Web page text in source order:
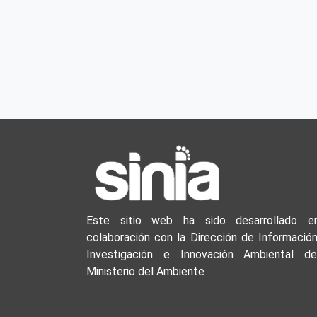
Este sitio web ha sido desarrollado
colaboración con la Dirección de
Investigación e Innovación Ambiental
Ministerio del Ambiente